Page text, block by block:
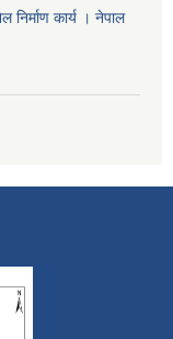
कार्य । नेपाल